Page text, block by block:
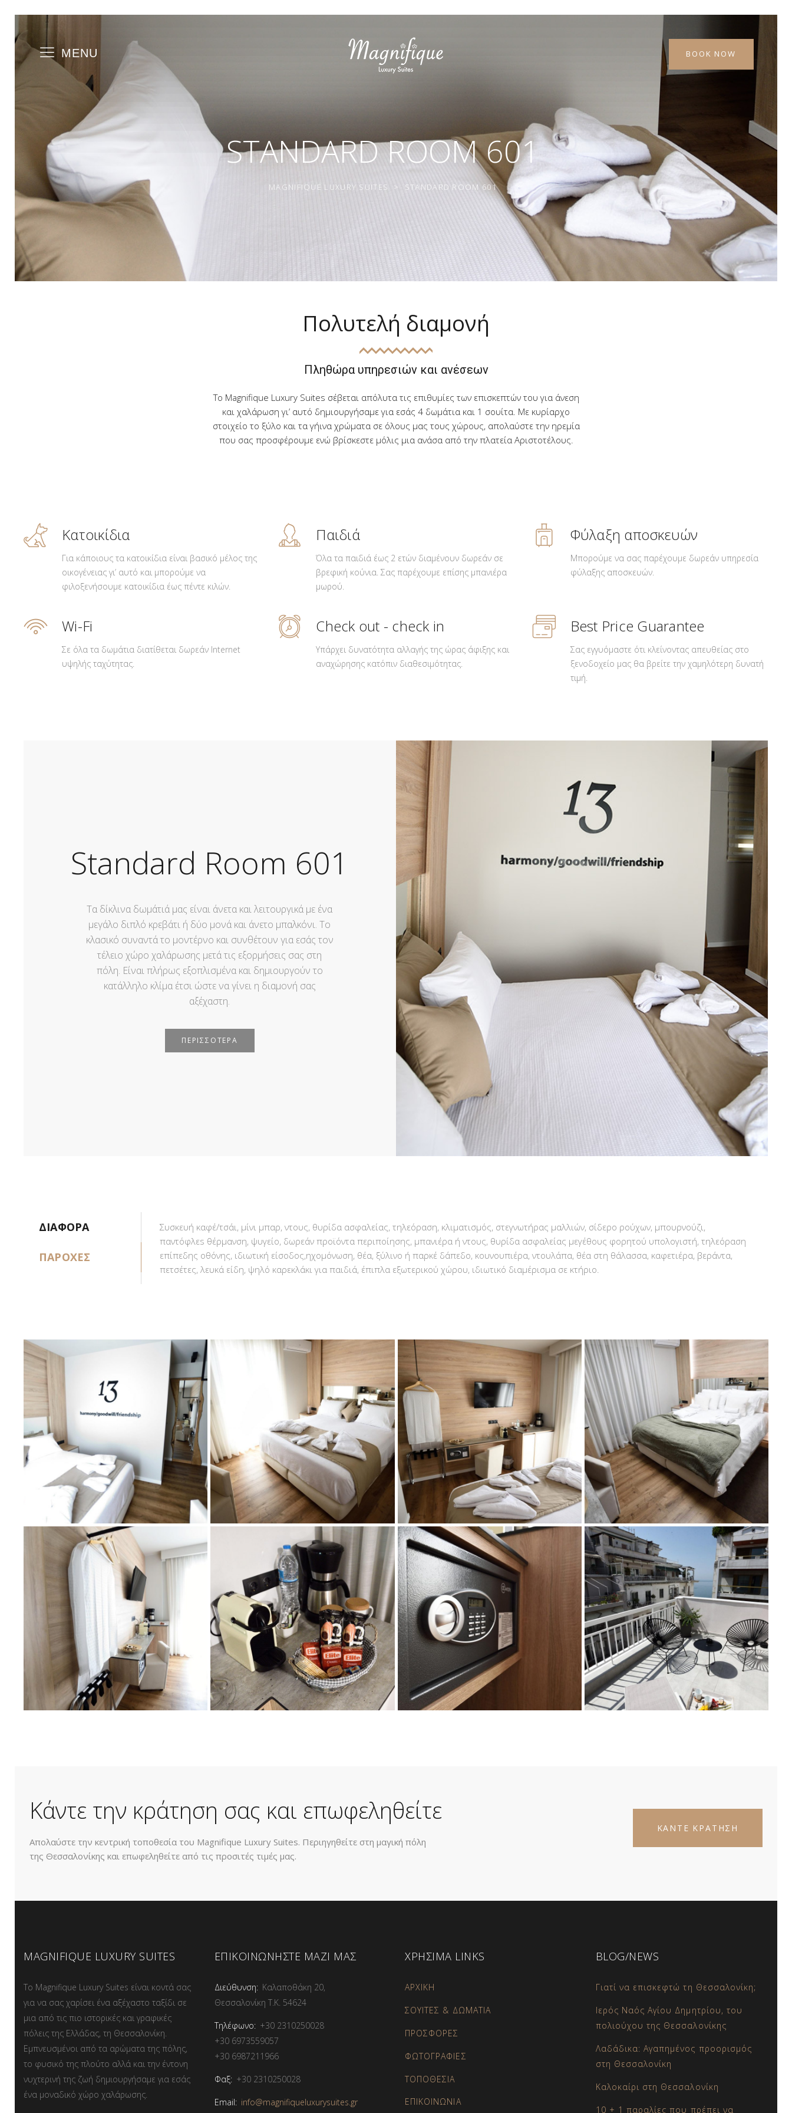
MENU BOOK NOW
STANDARD ROOM 601
MAGNIFIQUE LUXURY SUITES > STANDARD ROOM 601
Πολυτελή διαμονή
Πληθώρα υπηρεσιών και ανέσεων
Το Magnifique Luxury Suites σέβεται απόλυτα τις επιθυμίες των επισκεπτών του για άνεση
και χαλάρωση γι’ αυτό δημιουργήσαμε για εσάς 4 δωμάτια και 1 σουίτα. Με κυρίαρχο
στοιχείο το ξύλο και τα γήινα χρώματα σε όλους μας τους χώρους, απολαύστε την ηρεμία
που σας προσφέρουμε ενώ βρίσκεστε μόλις μια ανάσα από την πλατεία Αριστοτέλους.
Κατοικίδια
Για κάποιους τα κατοικίδια είναι βασικό μέλος της
οικογένειας γι’ αυτό και μπορούμε να
φιλοξενήσουμε κατοικίδια έως πέντε κιλών.
Παιδιά
Όλα τα παιδιά έως 2 ετών διαμένουν δωρεάν σε
βρεφική κούνια. Σας παρέχουμε επίσης μπανιέρα
μωρού.
Φύλαξη αποσκευών
Μπορούμε να σας παρέχουμε δωρεάν υπηρεσία
φύλαξης αποσκευών.
Wi-Fi
Σε όλα τα δωμάτια διατίθεται δωρεάν Internet
υψηλής ταχύτητας.
Check out - check in
Υπάρχει δυνατότητα αλλαγής της ώρας άφιξης και
αναχώρησης κατόπιν διαθεσιμότητας.
Best Price Guarantee
Σας εγγυόμαστε ότι κλείνοντας απευθείας στο
ξενοδοχείο μας θα βρείτε την χαμηλότερη δυνατή
τιμή.
Standard Room 601
Τα δίκλινα δωμάτιά μας είναι άνετα και λειτουργικά με ένα
μεγάλο διπλό κρεβάτι ή δύο μονά και άνετο μπαλκόνι. Το
κλασικό συναντά το μοντέρνο και συνθέτουν για εσάς τον
τέλειο χώρο χαλάρωσης μετά τις εξορμήσεις σας στη
πόλη. Είναι πλήρως εξοπλισμένα και δημιουργούν το
κατάλληλο κλίμα έτσι ώστε να γίνει η διαμονή σας
αξέχαστη.
ΠΕΡΙΣΣΟΤΕΡΑ
ΔΙΑΦΟΡΑ
ΠΑΡΟΧΕΣ
Συσκευή καφέ/τσάι, μίνι μπαρ, ντους, θυρίδα ασφαλείας, τηλεόραση, κλιματισμός, στεγνωτήρας μαλλιών, σίδερο ρούχων, μπουρνούζι,
παντόφλεs θέρμανση, ψυγείο, δωρεάν προϊόντα περιποίησης, μπανιέρα ή ντους, θυρίδα ασφαλείας μεγέθους φορητού υπολογιστή, τηλεόραση
επίπεδης οθόνης, ιδιωτική είσοδος,ηχομόνωση, θέα, ξύλινο ή παρκέ δάπεδο, κουνουπιέρα, ντουλάπα, θέα στη θάλασσα, καφετιέρα, βεράντα,
πετσέτες, λευκά είδη, ψηλό καρεκλάκι για παιδιά, έπιπλα εξωτερικού χώρου, ιδιωτικό διαμέρισμα σε κτήριο.
Κάντε την κράτηση σας και επωφεληθείτε
Απολαύστε την κεντρική τοποθεσία του Magnifique Luxury Suites. Περιηγηθείτε στη μαγική πόλη
της Θεσσαλονίκης και επωφεληθείτε από τις προσιτές τιμές μας.
ΚΑΝΤΕ ΚΡΑΤΗΣΗ
MAGNIFIQUE LUXURY SUITES
Το Magnifique Luxury Suites είναι κοντά σας
για να σας χαρίσει ένα αξέχαστο ταξίδι σε
μια από τις πιο ιστορικές και γραφικές
πόλεις της Ελλάδας, τη Θεσσαλονίκη.
Εμπνευσμένοι από τα αρώματα της πόλης,
το φυσικό της πλούτο αλλά και την έντονη
νυχτερινή της ζωή δημιουργήσαμε για εσάς
ένα μοναδικό χώρο χαλάρωσης.
ΕΠΙΚΟΙΝΩΝΗΣΤΕ ΜΑΖΙ ΜΑΣ
Διεύθυνση: Καλαποθάκη 20,
Θεσσαλονίκη Τ.Κ. 54624
Τηλέφωνο: +30 2310250028
+30 6973559057
+30 6987211966
Φαξ: +30 2310250028
Email: info@magnifiqueluxurysuites.gr
ΧΡΗΣΙΜΑ LINKS
ΑΡΧΙΚΗ
ΣΟΥΙΤΕΣ & ΔΩΜΑΤΙΑ
ΠΡΟΣΦΟΡΕΣ
ΦΩΤΟΓΡΑΦΙΕΣ
ΤΟΠΟΘΕΣΙΑ
ΕΠΙΚΟΙΝΩΝΙΑ
BLOG/NEWS
Γιατί να επισκεφτώ τη Θεσσαλονίκη;
Ιερός Ναός Αγίου Δημητρίου, του
πολιούχου της Θεσσαλονίκης
Λαδάδικα: Αγαπημένος προορισμός
στη Θεσσαλονίκη
Καλοκαίρι στη Θεσσαλονίκη
10 + 1 παραλίες που πρέπει να